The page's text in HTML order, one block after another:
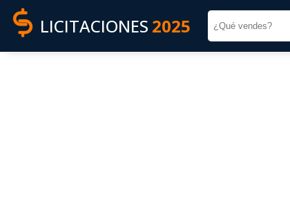
LICITACIONES 2025